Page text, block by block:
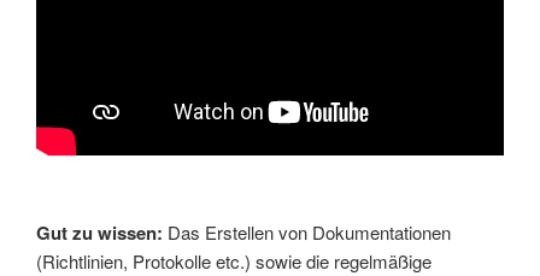
Gut zu wissen: Das Erstellen von Dokumentationen
(Richtlinien, Protokolle etc.) sowie die regelmäßige